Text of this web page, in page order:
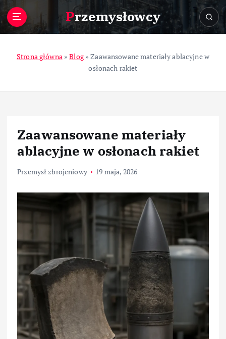
Przemysłowcy
Strona główna»Blog»Zaawansowane materiały ablacyjne w
osłonach rakiet
Zaawansowane materiały
ablacyjne w osłonach rakiet
Przemysł zbrojeniowy 19 maja, 2026